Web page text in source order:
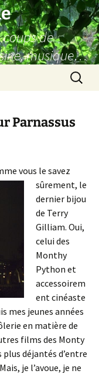
de
musique…
Parnassus
vous le savez
sûrement, le
dernier bijou
de Terry
Gilliam. Oui,
celui des
Monthy
Python et
accessoirem
ent cinéaste
mes jeunes années
en matière de
films des Monty
déjantés d’entre
je l’avoue, je ne